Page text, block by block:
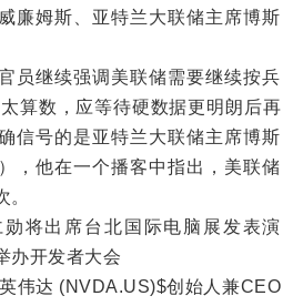
廉姆斯、亚特兰大联储主席博斯
员继续强调美联储需要继续按兵
算数，应等待硬数据更明朗后再
信号的是亚特兰大联储主席博斯
，他在一个播客中指出，美联储
将出席台北国际电脑展发表演
办开发者大会
伟达 (NVDA.US)$创始人兼CEO